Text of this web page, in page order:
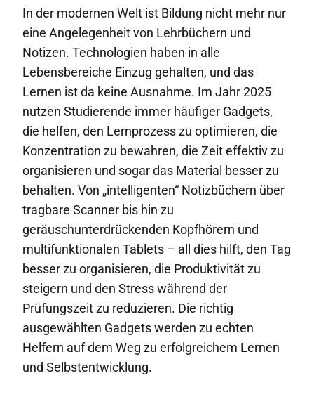
In der modernen Welt ist Bildung nicht mehr nur
eine Angelegenheit von Lehrbüchern und
Notizen. Technologien haben in alle
Lebensbereiche Einzug gehalten, und das
Lernen ist da keine Ausnahme. Im Jahr 2025
nutzen Studierende immer häufiger Gadgets,
die helfen, den Lernprozess zu optimieren, die
Konzentration zu bewahren, die Zeit effektiv zu
organisieren und sogar das Material besser zu
behalten. Von „intelligenten“ Notizbüchern über
tragbare Scanner bis hin zu
geräuschunterdrückenden Kopfhörern und
multifunktionalen Tablets – all dies hilft, den Tag
besser zu organisieren, die Produktivität zu
steigern und den Stress während der
Prüfungszeit zu reduzieren. Die richtig
ausgewählten Gadgets werden zu echten
Helfern auf dem Weg zu erfolgreichem Lernen
und Selbstentwicklung.